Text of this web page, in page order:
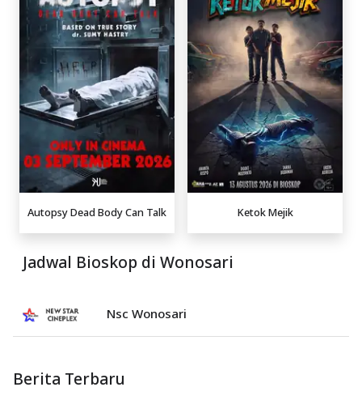
Autopsy Dead Body Can Talk Ketok Mejik
Jadwal Bioskop di Wonosari
Nsc Wonosari
Berita Terbaru